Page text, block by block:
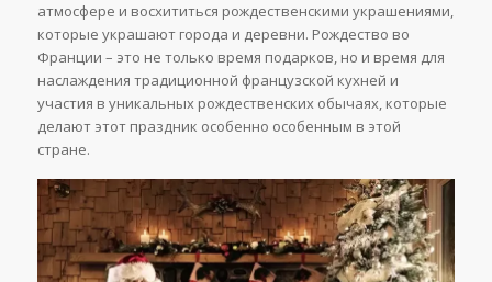
атмосфере и восхититься рождественскими украшениями,
которые украшают города и деревни. Рождество во
Франции – это не только время подарков, но и время для
наслаждения традиционной французской кухней и
участия в уникальных рождественских обычаях, которые
делают этот праздник особенно особенным в этой
стране.